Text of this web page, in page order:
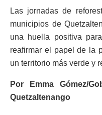
Las jornadas de
municipios de
una huella positiva
reafirmar el papel de la
un territorio más verde y
Por Emma Gómez/
Quetzaltenango